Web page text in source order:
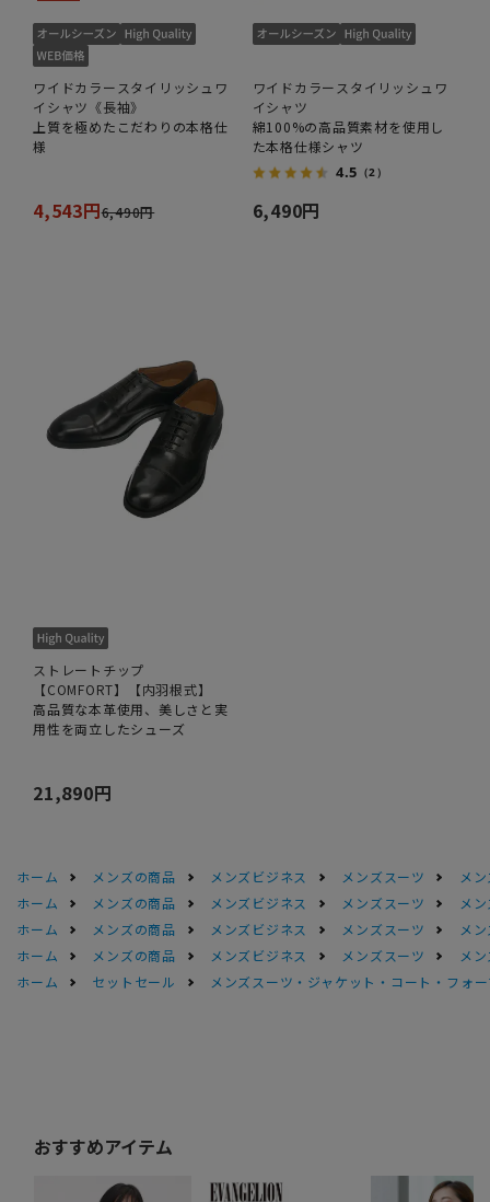
ワイドカラースタイリッシュワ
イシャツ《長袖》
上質を極めたこだわりの本格仕
様
4,543円6,490円
ワイドカラースタイリッシュワ
イシャツ
綿100%の高品質素材を使用し
た本格仕様シャツ
4.5 （2）
6,490円
ストレートチップ
【COMFORT】【内羽根式】
高品質な本革使用、美しさと実
用性を両立したシューズ
21,890円
ホーム メンズの商品 メンズビジネス メンズスーツ
メ
ホーム
メンズの商品 メンズビジネス メンズスーツ
メ
ホーム
メンズの商品 メンズビジネス メンズスーツ
メ
ホーム
メンズの商品 メンズビジネス メンズスーツ
メ
ホーム
セットセール メンズスーツ・ジャケット・コート・フォ